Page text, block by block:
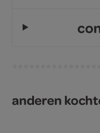
anderen